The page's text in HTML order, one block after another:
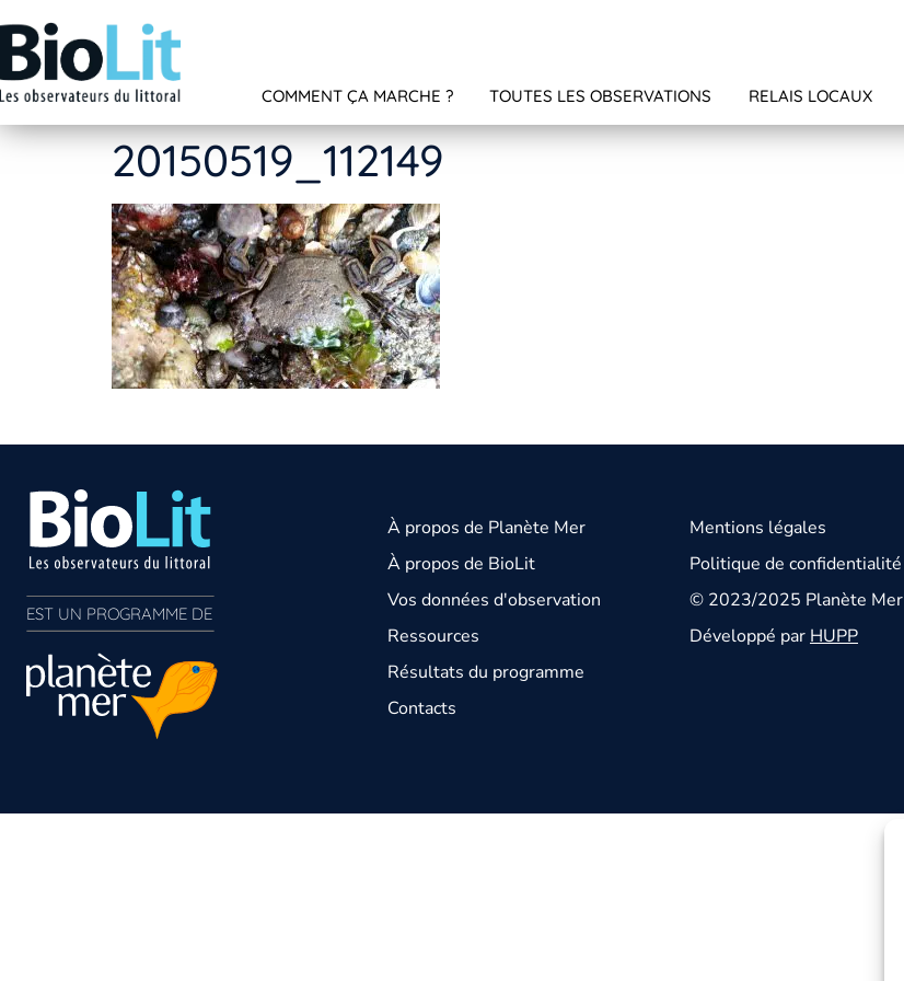
COMMENT ÇA MARCHE ? TOUTES LES OBSERVATIONS RELAIS LOCAUX
20150519_112149
EST UN PROGRAMME DE
À propos de Planète Mer
À propos de BioLit
Vos données d'observation
Ressources
Résultats du programme
Contacts
Mentions légales
Politique de confidentialité
© 2023/2025 Planète Mer
Développé par HUPP